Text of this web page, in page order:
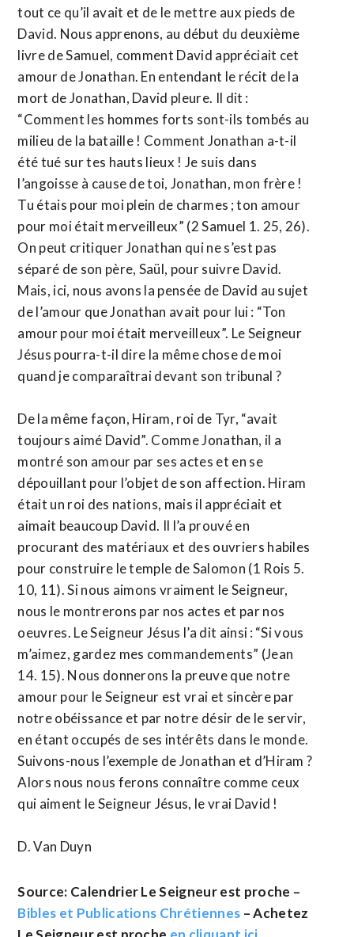
tout ce qu’il avait et de le mettre aux pieds de
David. Nous apprenons, au début du deuxième
livre de Samuel, comment David appréciait cet
amour de Jonathan. En entendant le récit de la
mort de Jonathan, David pleure. Il dit :
“Comment les hommes forts sont-ils tombés au
milieu de la bataille ! Comment Jonathan a-t-il
été tué sur tes hauts lieux ! Je suis dans
l’angoisse à cause de toi, Jonathan, mon frère !
Tu étais pour moi plein de charmes ; ton amour
pour moi était merveilleux” (2 Samuel 1. 25, 26).
On peut critiquer Jonathan qui ne s’est pas
séparé de son père, Saül, pour suivre David.
Mais, ici, nous avons la pensée de David au sujet
de l’amour que Jonathan avait pour lui : “Ton
amour pour moi était merveilleux”. Le Seigneur
Jésus pourra-t-il dire la même chose de moi
quand je comparaîtrai devant son tribunal ?
De la même façon, Hiram, roi de Tyr, “avait
toujours aimé David”. Comme Jonathan, il a
montré son amour par ses actes et en se
dépouillant pour l’objet de son affection. Hiram
était un roi des nations, mais il appréciait et
aimait beaucoup David. Il l’a prouvé en
procurant des matériaux et des ouvriers habiles
pour construire le temple de Salomon (1 Rois 5.
10, 11). Si nous aimons vraiment le Seigneur,
nous le montrerons par nos actes et par nos
oeuvres. Le Seigneur Jésus l’a dit ainsi : “Si vous
m’aimez, gardez mes commandements” (Jean
14. 15). Nous donnerons la preuve que notre
amour pour le Seigneur est vrai et sincère par
notre obéissance et par notre désir de le servir,
en étant occupés de ses intérêts dans le monde.
Suivons-nous l’exemple de Jonathan et d’Hiram ?
Alors nous nous ferons connaître comme ceux
qui aiment le Seigneur Jésus, le vrai David !
D. Van Duyn
Source: Calendrier Le Seigneur est proche –
Bibles et Publications Chrétiennes – Achetez